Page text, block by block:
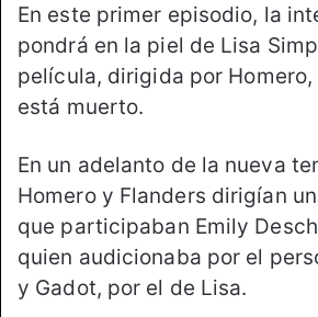
En este primer episodio, la
pondrá en la piel de Lisa
película, dirigida por
está muerto.
En un adelanto de la nueva
Homero y Flanders dirigían
que participaban Emily
quien audicionaba por el
y Gadot, por el de Lisa.